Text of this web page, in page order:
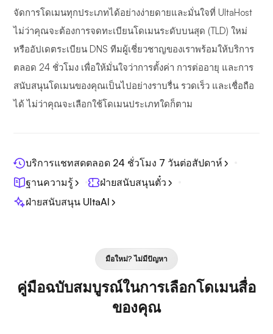
จัดการโดเมนทุกประเภทได้อย่างง่ายดายและมั่นใจที่ UltaHost
ไม่ว่าคุณจะต้องการจดทะเบียนโดเมนระดับบนสุด (TLD) ใหม่
หรืออัปเดตระเบียน DNS ทีมผู้เชี่ยวชาญของเราพร้อมให้บริการ
ตลอด 24 ชั่วโมง เพื่อให้มั่นใจว่าการตั้งค่า การต่ออายุ และการ
สนับสนุนโดเมนของคุณเป็นไปอย่างราบรื่น รวดเร็ว และเชื่อถือ
ได้ ไม่ว่าคุณจะเลือกใช้โดเมนประเภทใดก็ตาม
บริการแชทสดตลอด 24 ชั่วโมง 7 วันต่อสัปดาห์
ฐานความรู้
ฝ่ายสนับสนุนตั๋ว
ฝ่ายสนับสนุน UltaAI
มือใหม่? ไม่มีปัญหา
คู่มือฉบับสมบูรณ์ในการเลือกโดเมนสื่อ
ของคุณ